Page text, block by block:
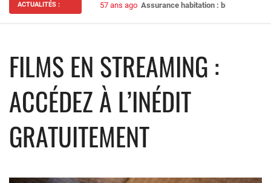
ACTUALITÉS : 57 ans ago Assurance habitation : bien choisir
FILMS EN STREAMING :
ACCÉDEZ À L’INÉDIT
GRATUITEMENT